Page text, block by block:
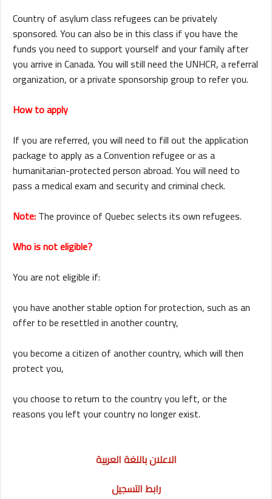
Country of asylum class refugees can be privately
sponsored. You can also be in this class if you have the
funds you need to support yourself and your family after
you arrive in Canada. You will still need the UNHCR, a referral
organization, or a private sponsorship group to refer you.
How to apply
If you are referred, you will need to fill out the application
package to apply as a Convention refugee or as a
humanitarian-protected person abroad. You will need to
pass a medical exam and security and criminal check.
Note:The province of Quebec selects its own refugees.
Who is not eligible?
You are not eligible if:
you have another stable option for protection, such as an
offer to be resettled in another country,
you become a citizen of another country, which will then
protect you,
you choose to return to the country you left, orthe
reasons you left your country no longer exist.
الاعلان باللغة العربية
رابط التسجيل